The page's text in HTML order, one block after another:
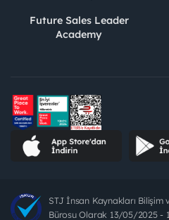
Future Sales Leader
Academy
STJ İnsan Kaynakları Bilişim
Bürosu Olarak 13/05/2025 -